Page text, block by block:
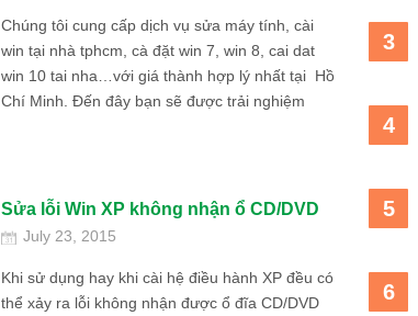
Chúng tôi cung cấp dịch vụ sửa máy tính, cài
win tại nhà tphcm, cà đặt win 7, win 8, cai dat
win 10 tai nha…với giá thành hợp lý nhất tại Hồ
Chí Minh. Đến đây bạn sẽ được trải nghiệm
Sửa lỗi Win XP không nhận ổ CD/DVD
July 23, 2015
Khi sử dụng hay khi cài hệ điều hành XP đều có
thể xảy ra lỗi không nhận được ổ đĩa CD/DVD
3
4
5
6